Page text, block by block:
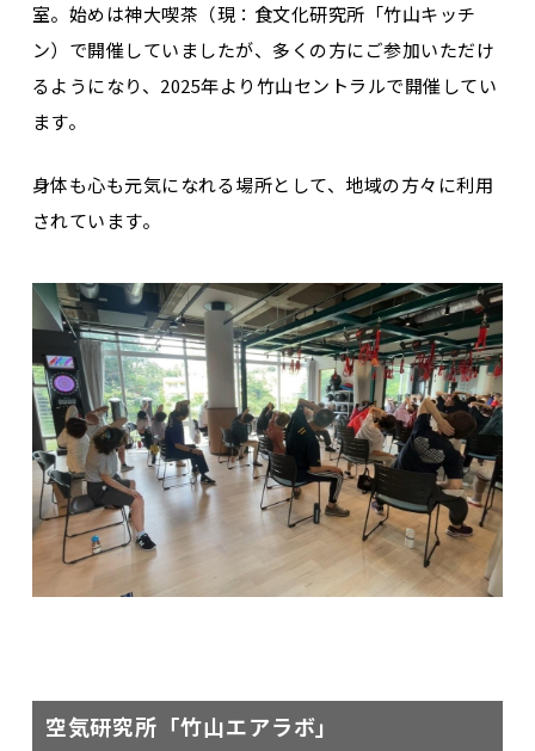
室。始めは神大喫茶（現：食文化研究所「竹山キッチ
ン）で開催していましたが、多くの方にご参加いただけ
るようになり、2025年より竹山セントラルで開催してい
ます。
身体も心も元気になれる場所として、地域の方々に利用
されています。
空気研究所「竹山エアラボ」